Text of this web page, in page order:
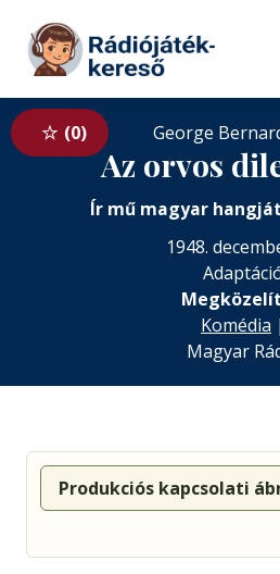
Tovább a tartalomhoz
0 George
Az orvos
Ír mű magyar
1948.
Komédia |
Magyar
Produkciós kapcsolati